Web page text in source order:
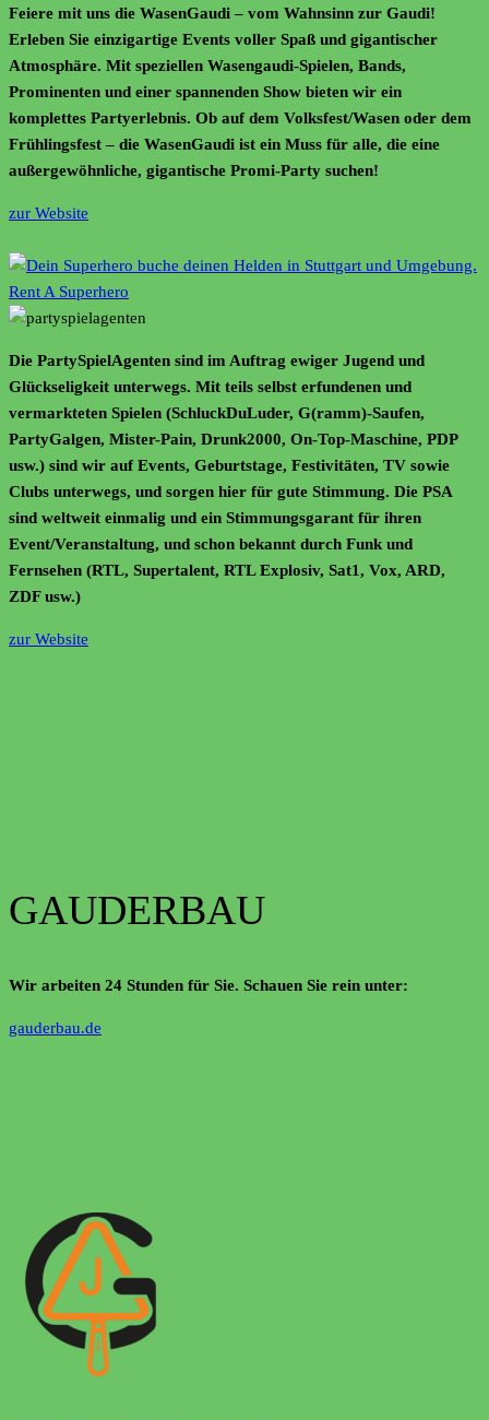
Feiere mit uns die WasenGaudi – vom Wahnsinn zur Gaudi!
Erleben Sie einzigartige Events voller Spaß und gigantischer
Atmosphäre. Mit speziellen Wasengaudi-Spielen, Bands,
Prominenten und einer spannenden Show bieten wir ein
komplettes Partyerlebnis. Ob auf dem Volksfest/Wasen oder dem
Frühlingsfest – die WasenGaudi ist ein Muss für alle, die eine
außergewöhnliche, gigantische Promi-Party suchen!
zur Website
Die PartySpielAgenten sind im Auftrag ewiger Jugend und
Glückseligkeit unterwegs. Mit teils selbst erfundenen und
vermarkteten Spielen (SchluckDuLuder, G(ramm)-Saufen,
PartyGalgen, Mister-Pain, Drunk2000, On-Top-Maschine, PDP
usw.) sind wir auf Events, Geburtstage, Festivitäten, TV sowie
Clubs unterwegs, und sorgen hier für gute Stimmung. Die PSA
sind weltweit einmalig und ein Stimmungsgarant für ihren
Event/Veranstaltung, und schon bekannt durch Funk und
Fernsehen (RTL, Supertalent, RTL Explosiv, Sat1, Vox, ARD,
ZDF usw.)
zur Website
GAUDERBAU
Wir arbeiten 24 Stunden für Sie. Schauen Sie rein unter:
gauderbau.de